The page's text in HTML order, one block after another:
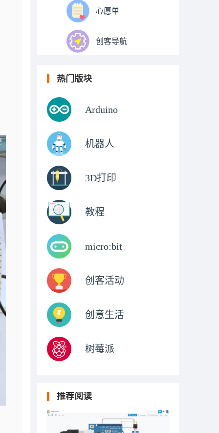
心愿单
创客导航
热门版块
Arduino
机器人
3D打印
教程
micro:bit
创客活动
创意生活
树莓派
推荐阅读